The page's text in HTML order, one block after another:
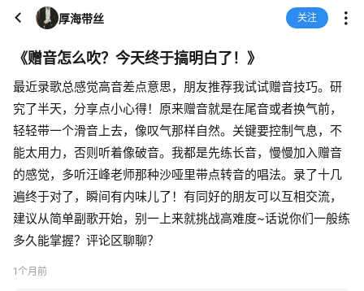
厚海带丝 关注
《赠音怎么吹？今天终于搞明白了！》
最近录歌总感觉高音差点意思，朋友推荐我试试赠音技巧。研
究了半天，分享点小心得！原来赠音就是在尾音或者换气前，
轻轻带一个滑音上去，像叹气那样自然。关键要控制气息，不
能太用力，否则听着像破音。我都是先练长音，慢慢加入赠音
的感觉，多听汪峰老师那种沙哑里带点转音的唱法。录了十几
遍终于对了，瞬间有内味儿了！有同好的朋友可以互相交流，
建议从简单副歌开始，别一上来就挑战高难度~话说你们一般练
多久能掌握？评论区聊聊？
1个月前